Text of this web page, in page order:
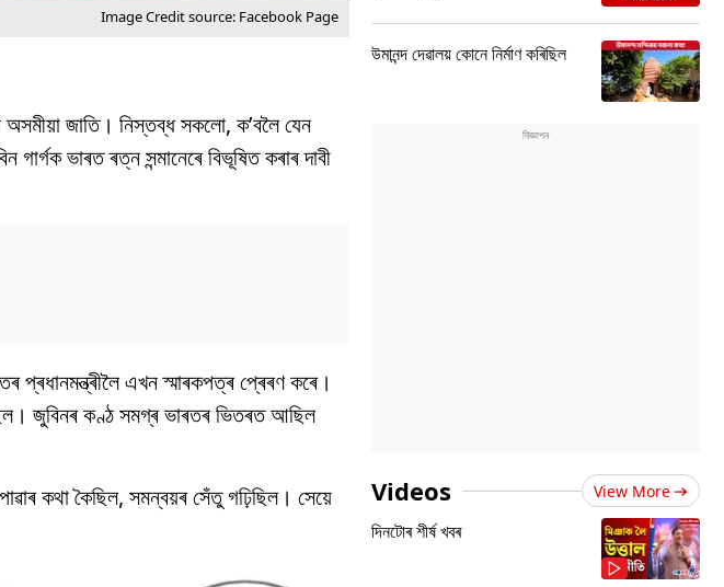
Image Credit source: Facebook Page
জাতি। নিস্তব্ধ সকলো, ক’বলৈ যেন
ভাৰত ৰত্ন সন্মানেৰে বিভূষিত কৰাৰ দাবী
এখন স্মাৰকপত্ৰ প্ৰেৰণ কৰে।
জুবিনৰ কণ্ঠ সমগ্ৰ ভাৰতৰ ভিতৰত আছিল
কথা কৈছিল, সমন্বয়ৰ সেঁতু গঢ়িছিল। সেয়ে
উমানন্দ দেৱালয় কোনে নিৰ্মাণ কৰিছিল
Videos View More
দিনটোৰ শীৰ্ষ খবৰ